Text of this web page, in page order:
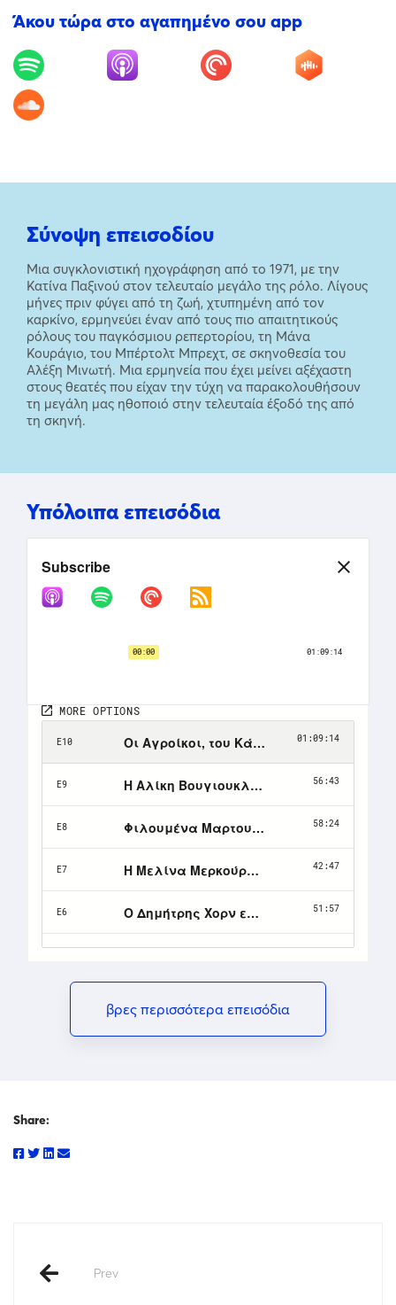
Άκου τώρα στο αγαπημένο σου app
Σύνοψη επεισοδίου
Μια συγκλονιστική ηχογράφηση από το 1971, με την
Κατίνα Παξινού στον τελευταίο μεγάλο της ρόλο. Λίγους
μήνες πριν φύγει από τη ζωή, χτυπημένη από τον
καρκίνο, ερμηνεύει έναν από τους πιο απαιτητικούς
ρόλους του παγκόσμιου ρεπερτορίου, τη Μάνα
Κουράγιο, του Μπέρτολτ Μπρεχτ, σε σκηνοθεσία του
Αλέξη Μινωτή. Μια ερμηνεία που έχει μείνει αξέχαστη
στους θεατές που είχαν την τύχη να παρακολουθήσουν
τη μεγάλη μας ηθοποιό στην τελευταία έξοδό της από
τη σκηνή.
Υπόλοιπα επεισόδια
βρες περισσότερα επεισόδια
Share:
Prev